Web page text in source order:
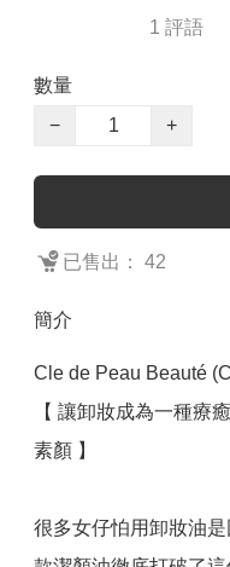
1 評語
數量
−
+
已售出： 42
簡介
Cle de Peau Beauté
【 讓卸妝成為一種療
素顏 】
很多女仔怕用卸妝油